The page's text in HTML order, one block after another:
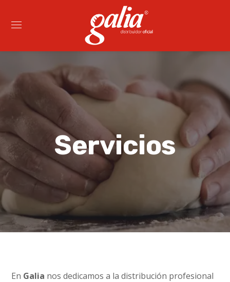
Servicios
En Galia nos dedicamos a la distribución profesional